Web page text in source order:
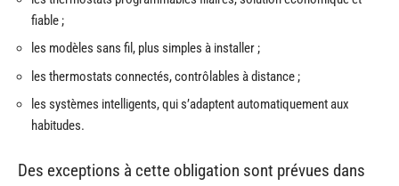
fiable ;
les modèles sans fil, plus simples à installer ;
les thermostats connectés, contrôlables à distance ;
les systèmes intelligents, qui s’adaptent automatiquement aux
habitudes.
Des exceptions à cette obligation sont prévues dans